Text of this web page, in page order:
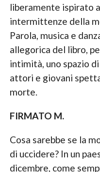
liberamente ispirato
intermittenze della
Parola, musica e
allegorica del libro,
intimità, uno spazio
attori e giovani
morte.
FIRMATO M.
Cosa sarebbe se la
di uccidere? In un
dicembre, come